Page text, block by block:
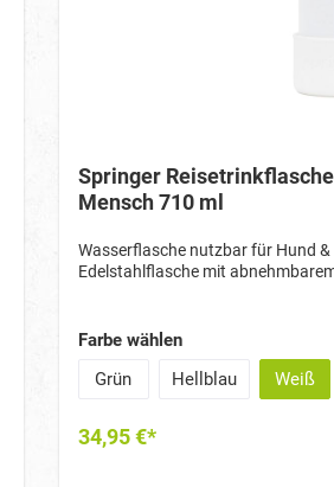
Springer Reisetrinkflasche
Mensch 710 ml
Wasserflasche nutzbar für Hund
Edelstahlflasche mit
Farbe wählen
Grün
Hellblau Weiß
34,95 €*